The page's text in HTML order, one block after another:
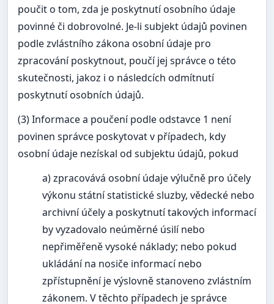
poučit o tom, zda je poskytnutí osobního údaje
povinné či dobrovolné. Je-li subjekt údajů povinen
podle zvlástního zákona osobní údaje pro
zpracování poskytnout, poučí jej správce o této
skutečnosti, jakoz i o následcích odmítnutí
poskytnutí osobních údajů.
(3) Informace a poučení podle odstavce 1 není
povinen správce poskytovat v případech, kdy
osobní údaje nezískal od subjektu údajů, pokud
a) zpracovává osobní údaje výlučně pro účely
výkonu státní statistické sluzby, vědecké nebo
archivní účely a poskytnutí takových informací
by vyzadovalo neúměrné úsilí nebo
nepřiměřeně vysoké náklady; nebo pokud
ukládání na nosiče informací nebo
zpřístupnění je výslovně stanoveno zvlástním
zákonem. V těchto případech je správce